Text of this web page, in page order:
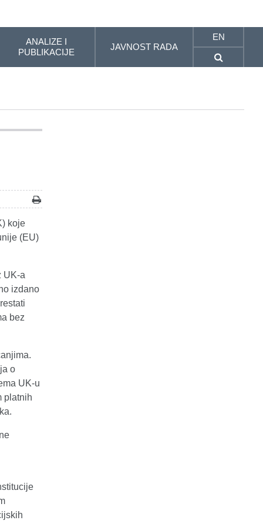
ANALIZE I
PUBLIKACIJE
JAVNOST RADA
EN
koje
(EU)
UK-a
izdano
bez
o
UK-u
platnih